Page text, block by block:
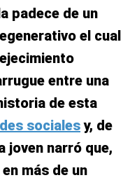
padece de un
el cual
entre una
de esta
socialesy, de
joven narró que,
más de un